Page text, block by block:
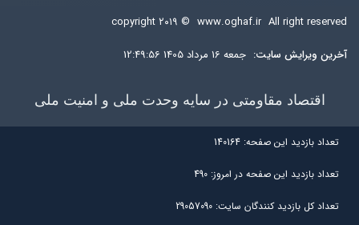
copyright ۲۰۱۹ © www.oghaf.ir All right reserved
آخرين ويرايش سایت: جمعه 16 مرداد 1405 12:49:56
اقتصاد مقاومتی در سایه وحدت ملی و امنیت ملی
تعداد بازديد اين صفحه: 140164
تعداد بازديد اين صفحه در امروز: 490
تعداد کل بازديد کنندگان سايت: 29057090